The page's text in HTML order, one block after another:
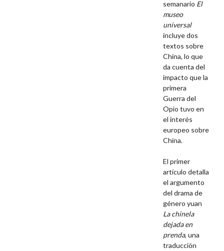
semanario El
museo
universal
incluye dos
textos sobre
China, lo que
da cuenta del
impacto que la
primera
Guerra del
Opio tuvo en
el interés
europeo sobre
China.
El primer
artículo detalla
el argumento
del drama de
género yuan
La chinela
dejada en
prenda, una
traducción